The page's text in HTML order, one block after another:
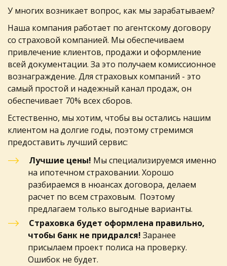
У многих возникает вопрос, как мы зарабатываем?
Наша компания работает по агентскому договору
со страховой компанией. Мы обеспечиваем
привлечение клиентов, продажи и оформление
всей документации. За это получаем комиссионное
вознаграждение. Для страховых компаний - это
самый простой и надежный канал продаж, он
обеспечивает 70% всех сборов.
Естественно, мы хотим, чтобы вы остались нашим
клиентом на долгие годы, поэтому стремимся
предоставить лучший сервис:
Лучшие цены! Мы специализируемся именно
на ипотечном страховании. Хорошо
разбираемся в нюансах договора, делаем
расчет по всем страховым.  Поэтому
предлагаем только выгодные варианты.
Страховка будет оформлена правильно,
чтобы банк не придрался! Заранее
присылаем проект полиса на проверку.
Ошибок не будет.